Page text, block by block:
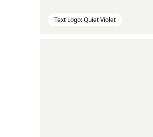
Text Logo: Quiet Violet